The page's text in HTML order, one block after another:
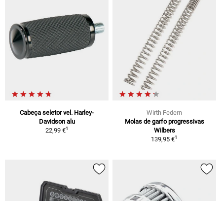
Cabeça seletor vel. Harley-
Davidson alu
22,99 €1
Wirth Federn
Molas de garfo progressivas
Wilbers
139,95 €1